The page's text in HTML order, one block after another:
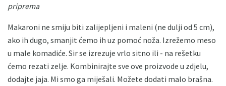
priprema
Makaroni ne smiju biti zalijepljeni i maleni (ne dulji od 5 cm),
ako ih dugo, smanjit ćemo ih uz pomoć noža. Izrežemo meso
u male komadiće. Sir se izrezuje vrlo sitno ili - na rešetku
ćemo rezati zelje. Kombinirajte sve ove proizvode u zdjelu,
dodajte jaja. Mi smo ga miješali. Možete dodati malo brašna.